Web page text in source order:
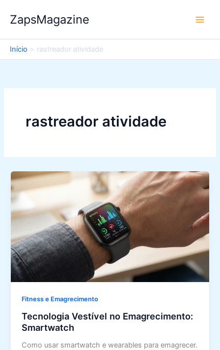
para
conteúdo
ZapsMagazine
Início rastreador atividade
rastreador atividade
Fitness e Emagrecimento
Tecnologia Vestível no Emagrecimento:
Smartwatch
Como usar smartwatch e wearables para emagrecer.